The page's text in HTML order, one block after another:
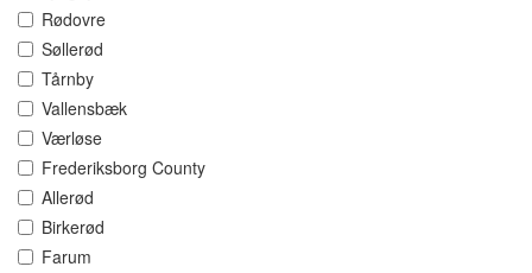
Rødovre
Søllerød
Tårnby
Vallensbæk
Værløse
Frederiksborg County
Allerød
Birkerød
Farum